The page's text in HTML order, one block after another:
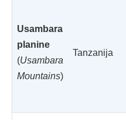
Usambara
planine
(Usambara
Mountains)
Tanzanija